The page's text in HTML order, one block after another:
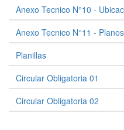
Anexo Tecnico N°10 -
Anexo Tecnico N°11 - Planos
Planillas
Circular Obligatoria 01
Circular Obligatoria 02